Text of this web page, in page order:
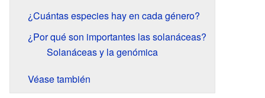
¿Cuántas especies hay en cada género?
¿Por qué son importantes las solanáceas?
Solanáceas y la genómica
Véase también